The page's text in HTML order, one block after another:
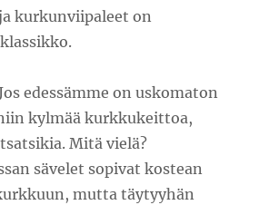
kurkunviipaleet on
edessämme on uskomaton
kylmää kurkkukeittoa,
Mitä vielä?
sävelet sopivat kostean
mutta täytyyhän